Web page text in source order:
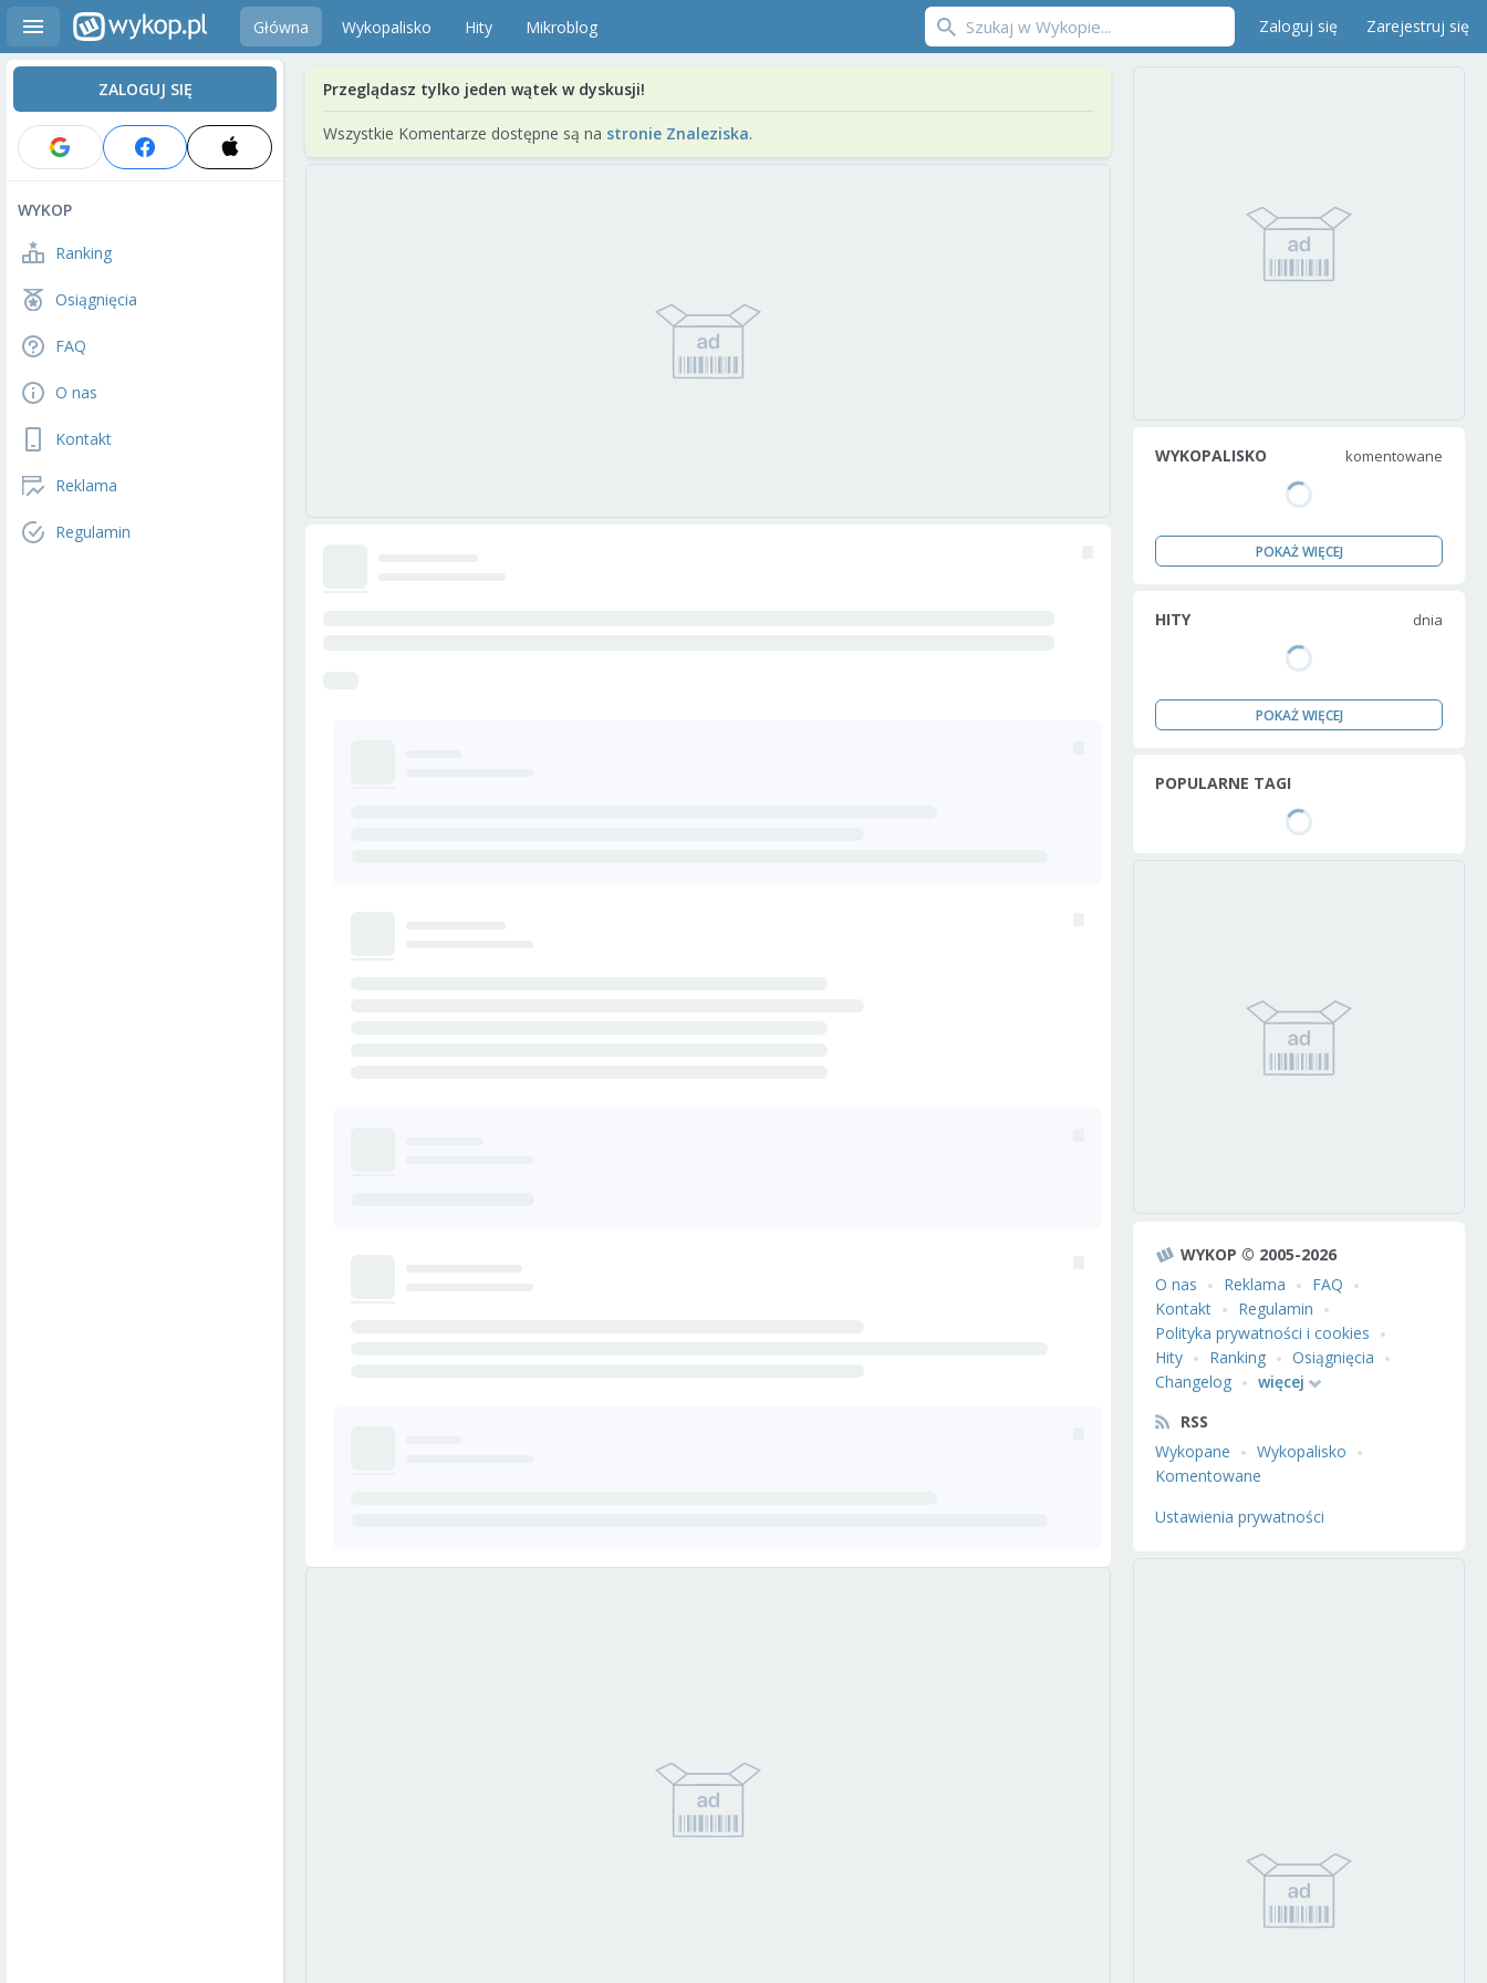
Główna Wykopalisko Hity Mikroblog Zaloguj się Zarejestruj się
ZALOGUJ SIĘ
WYKOP
Ranking
Osiągnięcia
FAQ
O nas
Kontakt
Reklama
Regulamin
Przeglądasz tylko jeden wątek w dyskusji!
Wszystkie Komentarze dostępne są na stronie Znaleziska.
WYKOPALISKO komentowane
POKAŻ WIĘCEJ
HITY dnia
POKAŻ WIĘCEJ
POPULARNE TAGI
WYKOP © 2005-2026
O nas
Reklama
FAQ
Kontakt
Regulamin
Polityka prywatności i cookies
Hity
Ranking
Osiągnięcia
Changelog
więcej
RSS
Wykopane
Wykopalisko
Komentowane
Ustawienia prywatności